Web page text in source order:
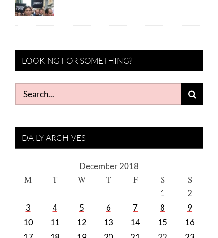
LOOKING FOR SOMETHING?
Search
for:
DAILY ARCHIVES
December 2018
M T W T F S S
1
2
3
4 5 6 7 8
9
10
11 12 13 14 15
16